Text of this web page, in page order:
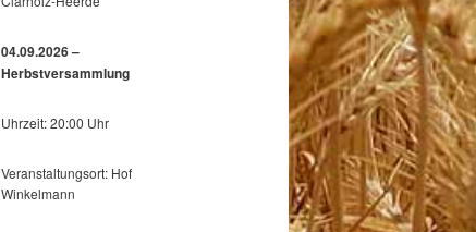
04.09.2026 –
Herbstversammlung
Uhrzeit: 20:00 Uhr
Veranstaltungsort: Hof
Winkelmann